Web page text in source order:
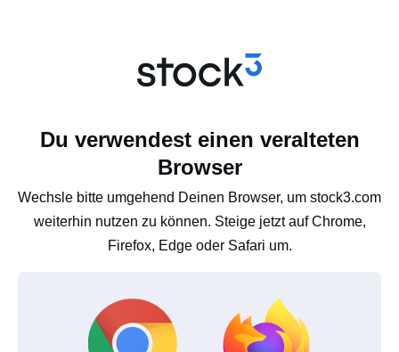
Du verwendest einen veralteten
Browser
Wechsle bitte umgehend Deinen Browser, um stock3.com
weiterhin nutzen zu können. Steige jetzt auf Chrome,
Firefox, Edge oder Safari um.